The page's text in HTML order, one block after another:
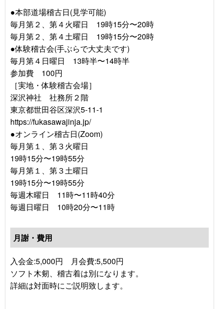
●本部道場稽古日(見学可能)
毎月第２、第４火曜日 19時15分〜20時
毎月第２、第４土曜日 19時15分〜20時
●体験稽古会(手ぶらで大丈夫です)
毎月第４日曜日 13時半〜14時半
参加費 100円
［実地・体験稽古会場］
深沢神社 社務所２階
東京都世田谷区深沢5-11-1
https://fukasawajinja.jp/
●オンライン稽古日(Zoom)
毎月第１、第３火曜日
19時15分〜19時55分
毎月第１、第３土曜日
19時15分〜19時55分
毎週木曜日 11時〜11時40分
毎週日曜日 10時20分〜11時
月謝・費用
入会金:5,000円 月会費:5,500円
ソフト木剱、稽古着は別になります。
詳細は対面時にご説明致します。